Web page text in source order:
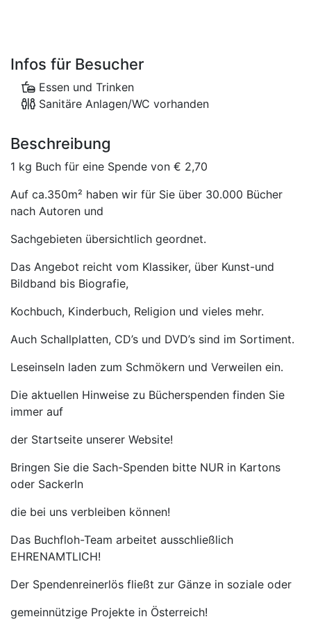
Infos für Besucher
Essen und Trinken
Sanitäre Anlagen/WC vorhanden
Beschreibung
1 kg Buch für eine Spende von € 2,70
Auf ca.350m² haben wir für Sie über 30.000 Bücher
nach Autoren und
Sachgebieten übersichtlich geordnet.
Das Angebot reicht vom Klassiker, über Kunst-und
Bildband bis Biografie,
Kochbuch, Kinderbuch, Religion und vieles mehr.
Auch Schallplatten, CD’s und DVD’s sind im Sortiment.
Leseinseln laden zum Schmökern und Verweilen ein.
Die aktuellen Hinweise zu Bücherspenden finden Sie
immer auf
der Startseite unserer Website!
Bringen Sie die Sach-Spenden bitte NUR in Kartons
oder Sackerln
die bei uns verbleiben können!
Das Buchfloh-Team arbeitet ausschließlich
EHRENAMTLICH!
Der Spendenreinerlös fließt zur Gänze in soziale oder
gemeinnützige Projekte in Österreich!